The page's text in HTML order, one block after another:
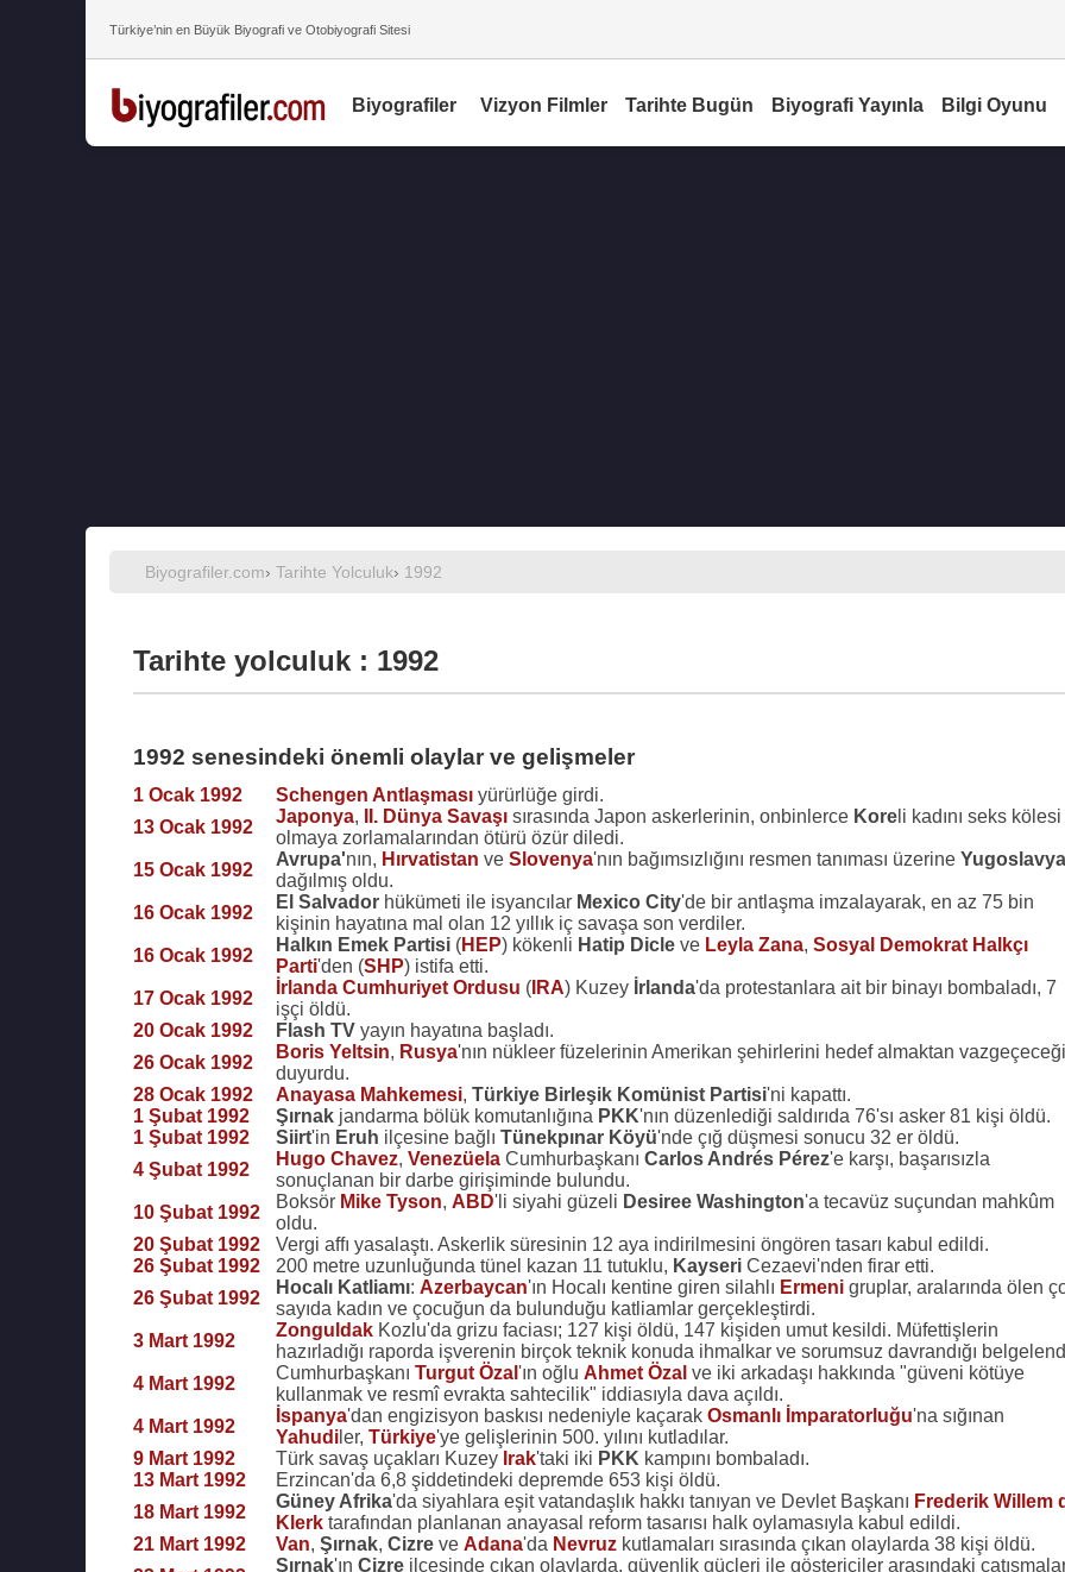
Türkiye’nin en Büyük Biyografi ve Otobiyografi Sitesi
Biyografiler Vizyon Filmler Tarihte Bugün Biyografi Yayınla Bilgi Oyunu
Biyografiler.com› Tarihte Yolculuk› 1992
Tarihte yolculuk : 1992
1992 senesindeki önemli olaylar ve gelişmeler
1 Ocak 1992 Schengen Antlaşmasıyürürlüğe girdi.
13 Ocak 1992
Japonya, II. Dünya Savaşısırasında Japon askerlerinin, onbinlerce Koreli kadını seks kölesi
olmaya zorlamalarından ötürü özür diledi.
15 Ocak 1992
Avrupa'nın, Hırvatistan ve Slovenya'nın bağımsızlığını resmen tanıması üzerine Yugoslavya
dağılmış oldu.
16 Ocak 1992
El Salvadorhükümeti ile isyancılar Mexico City'de bir antlaşma imzalayarak, en az 75 bin
kişinin hayatına mal olan 12 yıllık iç savaşa son verdiler.
16 Ocak 1992
Halkın Emek Partisi(HEP) kökenli Hatip Dicleve Leyla Zana, Sosyal Demokrat Halkçı
Parti'den (SHP) istifa etti.
17 Ocak 1992
İrlanda Cumhuriyet Ordusu (IRA) Kuzey İrlanda'da protestanlara ait bir binayı bombaladı, 7
işçi öldü.
20 Ocak 1992
Flash TVyayın hayatına başladı.
26 Ocak 1992
Boris Yeltsin, Rusya'nın nükleer füzelerinin Amerikan şehirlerini hedef almaktan
duyurdu.
28 Ocak 1992
Anayasa Mahkemesi, Türkiye Birleşik Komünist Partisi'ni kapattı.
1 Şubat 1992
Şırnakjandarma bölük komutanlığına PKK'nın düzenlediği saldırıda 76'sı asker 81 kişi öldü.
1 Şubat 1992
Siirt'in Eruh ilçesine bağlı Tünekpınar Köyü'nde çığ düşmesi sonucu 32 er öldü.
4 Şubat 1992
Hugo Chavez, VenezüelaCumhurbaşkanı Carlos Andrés Pérez'e karşı, başarısızla
sonuçlanan bir darbe girişiminde bulundu.
10 Şubat 1992
Boksör Mike Tyson, ABD'li siyahi güzeli Desiree Washington'a tecavüz suçundan mahkûm
oldu.
20 Şubat 1992
Vergi affı yasalaştı. Askerlik süresinin 12 aya indirilmesini öngören tasarı kabul edildi.
26 Şubat 1992
200 metre uzunluğunda tünel kazan 11 tutuklu, KayseriCezaevi'nden firar etti.
26 Şubat 1992
Hocalı Katliamı: Azerbaycan'ın Hocalı kentine giren silahlı Ermenigruplar, aralarında ölen
sayıda kadın ve çocuğun da bulunduğu katliamlar gerçekleştirdi.
3 Mart 1992
ZonguldakKozlu'da grizu faciası; 127 kişi öldü, 147 kişiden umut kesildi. Müfettişlerin
hazırladığı raporda işverenin birçok teknik konuda ihmalkar ve sorumsuz davrandığı
4 Mart 1992
Cumhurbaşkanı Turgut Özal 'ın oğlu Ahmet Özal ve iki arkadaşı hakkında "güveni kötüye
kullanmak ve resmî evrakta sahtecilik" iddiasıyla dava açıldı.
4 Mart 1992
İspanya'dan engizisyon baskısı nedeniyle kaçarak Osmanlı İmparatorluğu'na sığınan
Yahudiler, Türkiye'ye gelişlerinin 500. yılını kutladılar.
9 Mart 1992
Türk savaş uçakları Kuzey Irak'taki iki PKK kampını bombaladı.
13 Mart 1992
Erzincan'da 6,8 şiddetindeki depremde 653 kişi öldü.
18 Mart 1992
Güney Afrika'da siyahlara eşit vatandaşlık hakkı tanıyan ve Devlet Başkanı Frederik Willem
Klerktarafından planlanan anayasal reform tasarısı halk oylamasıyla kabul edildi.
21 Mart 1992
Van, Şırnak, Cizreve Adana'da Nevruzkutlamaları sırasında çıkan olaylarda 38 kişi öldü.
Şırnak'ın Cizreilçesinde çıkan olaylarda, güvenlik güçleri ile göstericiler arasındaki